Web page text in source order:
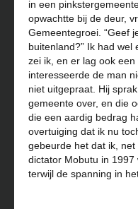
in een
opwachtte bij de deur,
Gemeentegroei. “Geef
buitenland?” Ik had wel
zei ik, en er lag ook
interesseerde de man
niet uitgepraat. Hij
gemeente over, en die
die een aardig bedrag
overtuiging dat ik nu
gebeurde het dat ik,
dictator Mobutu in
terwijl de spanning in